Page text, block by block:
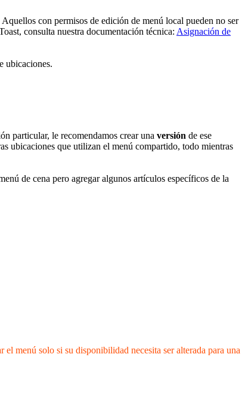
con permisos de edición de menú local pueden no ser
consulta nuestra documentación técnica: Asignación de
ubicaciones.
particular, le recomendamos crear una versión de ese
ubicaciones que utilizan el menú compartido, todo mientras
de cena pero agregar algunos artículos específicos de la
menú solo si su disponibilidad necesita ser alterada para una